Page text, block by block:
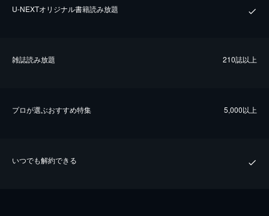
U-NEXTオリジナル書籍読み放題
雑誌読み放題 210誌以上
プロが選ぶおすすめ特集 5,000以上
いつでも解約できる